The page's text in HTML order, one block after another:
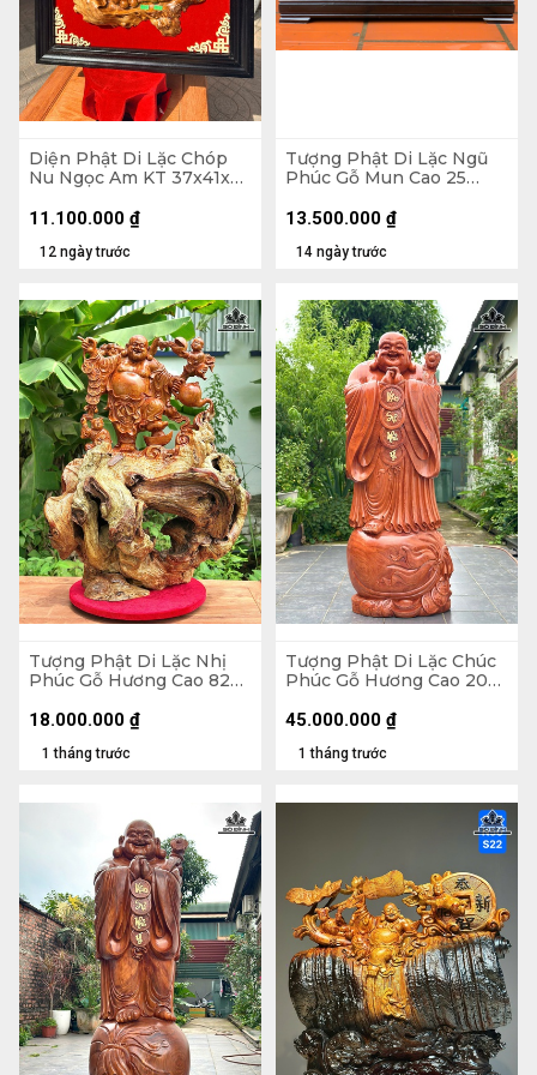
Diện Phật Di Lặc Chóp
Nu Ngọc Am KT 37x41x7
12 ngày trước
11.100.000 ₫
Tượng Phật Di Lặc Ngũ
Phúc Gỗ Mun Cao 25
14 ngày trước
13.500.000 ₫
Tượng Phật Di Lặc Nhị
Phúc Gỗ Hương Cao 82
1 tháng trước
18.000.000 ₫
Tượng Phật Di Lặc Chúc
Phúc Gỗ Hương Cao 200
1 tháng trước
45.000.000 ₫